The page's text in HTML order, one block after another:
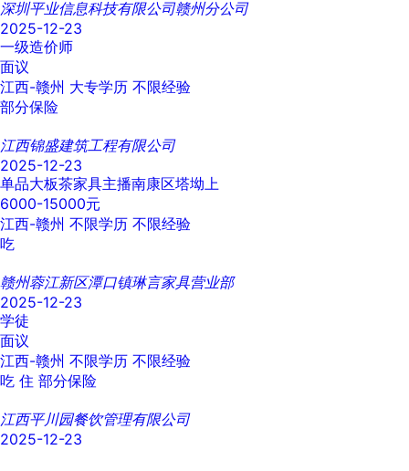
深圳平业信息科技有限公司赣州分公司
2025-12-23
一级造价师
面议
江西-赣州 大专学历 不限经验
部分保险
江西锦盛建筑工程有限公司
2025-12-23
单品大板茶家具主播南康区塔坳上
6000-15000元
江西-赣州 不限学历 不限经验
吃
赣州蓉江新区潭口镇琳言家具营业部
2025-12-23
学徒
面议
江西-赣州 不限学历 不限经验
吃 住 部分保险
江西平川园餐饮管理有限公司
2025-12-23